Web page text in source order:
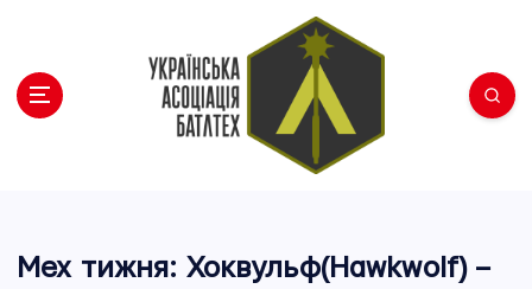
Мех тижня: Хоквульф(Hawkwolf) –